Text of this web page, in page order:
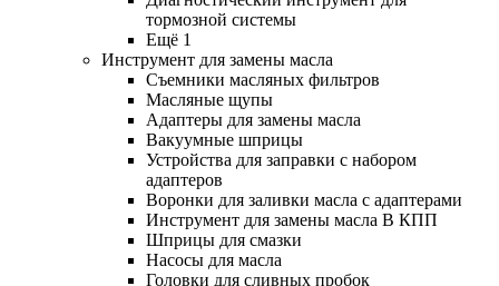
тормозной системы
Ещё 1
Инструмент для замены масла
Съемники масляных фильтров
Масляные щупы
Адаптеры для замены масла
Вакуумные шприцы
Устройства для заправки с набором
адаптеров
Воронки для заливки масла с адаптерами
Инструмент для замены масла В КПП
Шприцы для смазки
Насосы для масла
Головки для сливных пробок